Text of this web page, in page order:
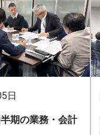
日
期の業務・会計